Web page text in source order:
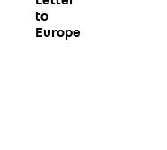
to
Europe